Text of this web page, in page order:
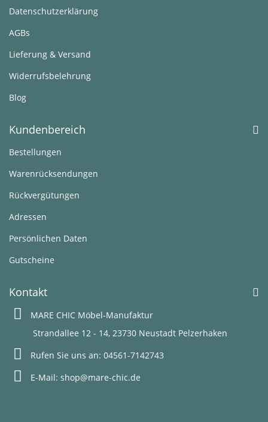
Datenschutzerklärung
AGBs
Lieferung & Versand
Widerrufsbelehrung
Blog
Kundenbereich
Bestellungen
Warenrücksendungen
Rückvergütungen
Adressen
Persönlichen Daten
Gutscheine
Kontakt
MARE CHIC Möbel-Manufaktur
Strandallee 12 - 14, 23730 Neustadt Pelzerhaken
Rufen Sie uns an: 04561-7142743
E-Mail: shop@mare-chic.de